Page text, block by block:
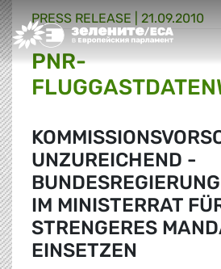
Greens/EFA Home
PRESS RELEASE | 21.09.2010
PNR-
UNZUREICHEND -
IM MINISTERRAT
STRENGERES
EINSETZEN